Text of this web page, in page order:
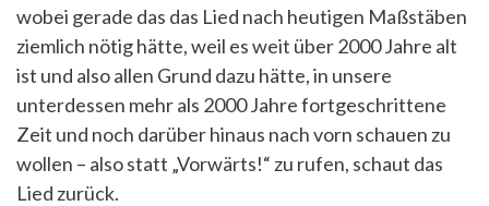
wobei gerade das das Lied nach heutigen Maßstäben
ziemlich nötig hätte, weil es weit über 2000 Jahre alt
ist und also allen Grund dazu hätte, in unsere
unterdessen mehr als 2000 Jahre fortgeschrittene
Zeit und noch darüber hinaus nach vorn schauen zu
wollen – also statt „Vorwärts!“ zu rufen, schaut das
Lied zurück.